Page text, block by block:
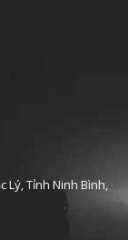
Lý, Tỉnh Ninh Bình,